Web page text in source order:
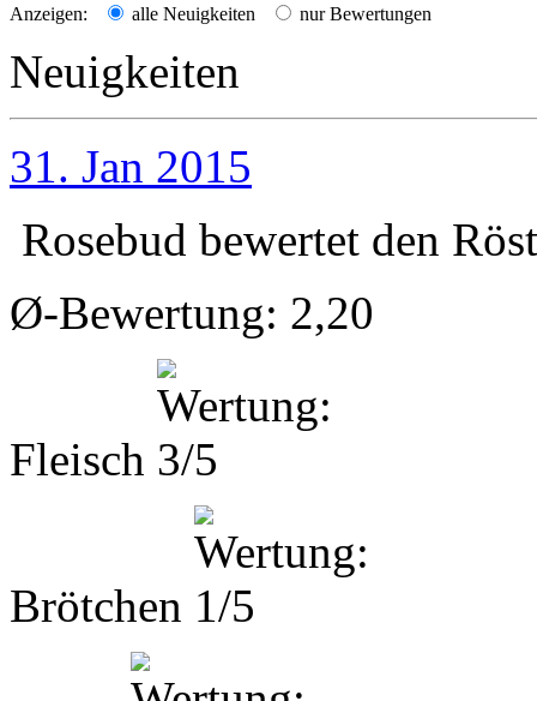
Anzeigen: alle Neuigkeiten nur Bewertungen
Neuigkeiten
31. Jan 2015
Rosebud bewertet den
Ø-Bewertung: 2,20
Fleisch
Brötchen